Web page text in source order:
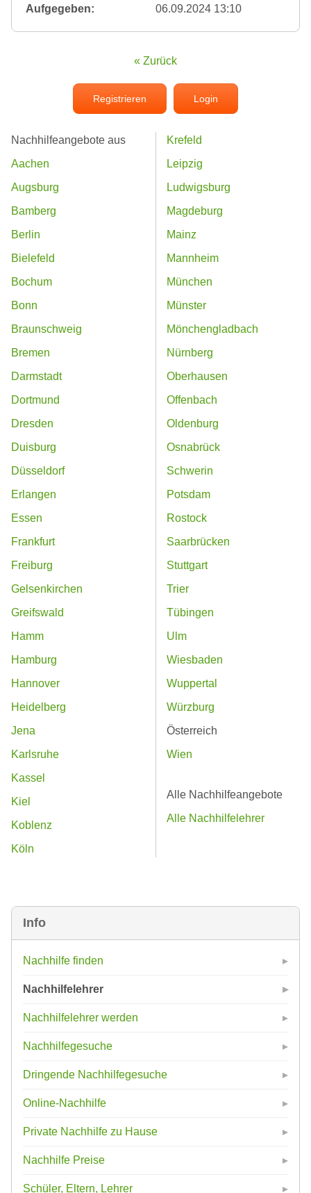
Info
Nachhilfe finden
Nachhilfelehrer
Nachhilfelehrer werden
Nachhilfegesuche
Dringende Nachhilfegesuche
Online-Nachhilfe
Private Nachhilfe zu Hause
Nachhilfe Preise
Schüler, Eltern, Lehrer
Aufgegeben:
06.09.2024 13:10
« Zurück
Registrieren Login
Nachhilfeangebote aus
Aachen
Augsburg
Bamberg
Berlin
Bielefeld
Bochum
Bonn
Braunschweig
Bremen
Darmstadt
Dortmund
Dresden
Duisburg
Düsseldorf
Erlangen
Essen
Frankfurt
Freiburg
Gelsenkirchen
Greifswald
Hamm
Hamburg
Hannover
Heidelberg
Jena
Karlsruhe
Kassel
Kiel
Koblenz
Köln
Krefeld
Leipzig
Ludwigsburg
Magdeburg
Mainz
Mannheim
München
Münster
Mönchengladbach
Nürnberg
Oberhausen
Offenbach
Oldenburg
Osnabrück
Schwerin
Potsdam
Rostock
Saarbrücken
Stuttgart
Trier
Tübingen
Ulm
Wiesbaden
Wuppertal
Würzburg
Österreich
Wien
Alle Nachhilfeangebote
Alle Nachhilfelehrer